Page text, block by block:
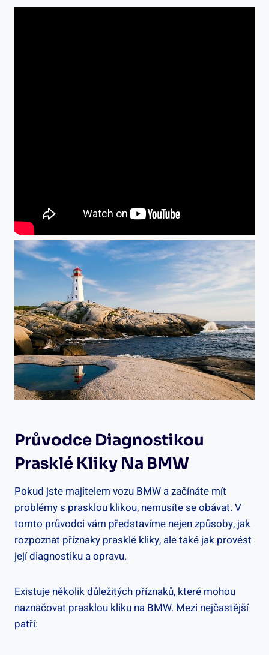
Průvodce Diagnostikou⁣
Prasklé Kliky Na BMW
Pokud jste majitelem vozu‌ BMW a začínáte​ mít
problémy s prasklou ‍klikou, nemusíte‍ se obávat. V
tomto průvodci vám ‌představíme nejen způsoby, jak
rozpoznat příznaky prasklé kliky, ale také jak provést
její diagnostiku a opravu.⁤
Existuje několik‍ důležitých příznaků, které ‌mohou
naznačovat prasklou⁣ kliku na⁣ BMW. Mezi ‍nejčastější‌
patří: